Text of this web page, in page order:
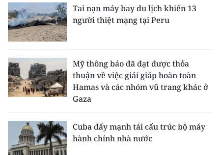
Tai nạn máy bay du lịch khiến 13
người thiệt mạng tại Peru
Mỹ thông báo đã đạt được thỏa
thuận về việc giải giáp hoàn toàn
Hamas và các nhóm vũ trang khác ở
Gaza
Cuba đẩy mạnh tái cấu trúc bộ máy
hành chính nhà nước